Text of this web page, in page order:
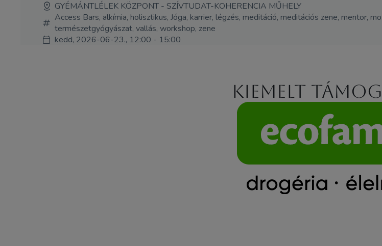
GYÉMÁNTLÉLEK KÖZPONT - SZÍVTUDAT-KOHERENCIA MŰHELY
Access Bars, alkímia, holisztikus, Jóga, karrier, légzés, meditáció, meditációs zene, mentor,
természetgyógyászat, vallás, workshop, zene
kedd, 2026-06-23., 12:00 - 15:00
Kiemelt